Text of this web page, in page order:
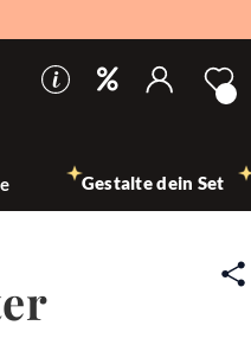
Gestalte dein Set